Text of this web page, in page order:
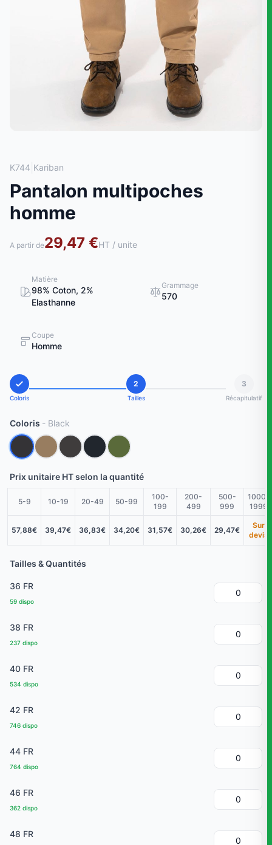
K744 Kariban
Pantalon multipoches
homme
A partir de29,47 €HT / unite
Matière
98% Coton, 2%
Elasthanne
Grammage
570
Coupe
Homme
Coloris
2
Tailles
3
Récapitulatif
Coloris - Black
Prix unitaire HT selon la quantité
5-9 10-19 20-49 50-99
100-
199
200-
499
500-
999
1000-
1999
57,88€ 39,47€ 36,83€ 34,20€ 31,57€ 30,26€ 29,47€
Sur
devis
Tailles & Quantités
36 FR
59 dispo
38 FR
237 dispo
40 FR
534 dispo
42 FR
746 dispo
44 FR
764 dispo
46 FR
362 dispo
48 FR